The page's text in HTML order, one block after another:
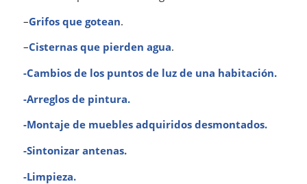
–Grifos que gotean.
–Cisternas que pierden agua.
-Cambios de los puntos de luz de una habitación.
-Arreglos de pintura.
-Montaje de muebles adquiridos desmontados.
-Sintonizar antenas.
-Limpieza.